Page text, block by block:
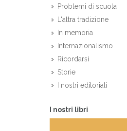
Problemi di scuola
L'altra tradizione
In memoria
Internazionalismo
Ricordarsi
Storie
I nostri editoriali
I nostri libri